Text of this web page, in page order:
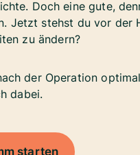
Doch eine gute,
Jetzt stehst du vor der
zu ändern?
der Operation
dabei.
starten